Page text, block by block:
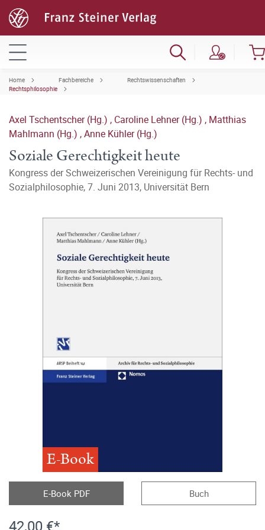
Home Fachbereiche
Rechtswissenschaften
Rechtsphilosophie
Axel Tschentscher (Hg.) , Caroline Lehner (Hg.) , Matthias
Mahlmann (Hg.) ,Anne Kühler (Hg.)
Soziale Gerechtigkeit heute
Kongress der Schweizerischen Vereinigung für Rechts- und
Sozialphilosophie, 7. Juni 2013, Universität Bern
E-Book
E-Book PDF Buch
42,00 €*